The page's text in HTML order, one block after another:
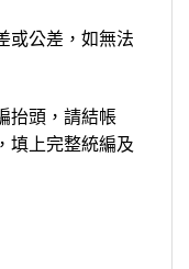
或公差，如無法
抬頭，請結帳
填上完整統編及